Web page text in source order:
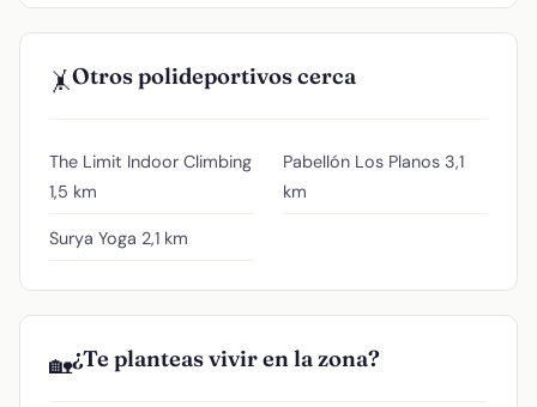
🤸Otros polideportivos cerca
The Limit Indoor Climbing
1,5 km
Surya Yoga 2,1 km
Pabellón Los Planos 3,1
km
🏡¿Te planteas vivir en la zona?